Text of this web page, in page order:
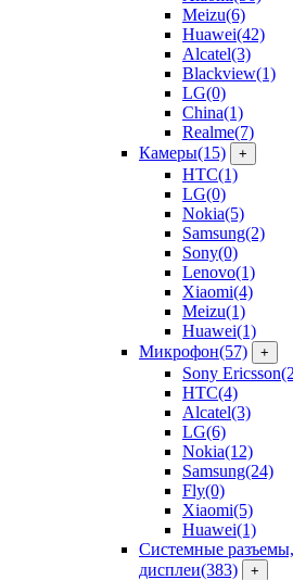
Meizu(6)
Huawei(42)
Alcatel(3)
Blackview(1)
LG(0)
China(1)
Realme(7)
Камеры(15) +
HTC(1)
LG(0)
Nokia(5)
Samsung(2)
Sony(0)
Lenovo(1)
Xiaomi(4)
Meizu(1)
Huawei(1)
Микрофон(57) +
Sony Ericsson
HTC(4)
Alcatel(3)
LG(6)
Nokia(12)
Samsung(24)
Fly(0)
Xiaomi(5)
Huawei(1)
Системные
дисплеи(383) +